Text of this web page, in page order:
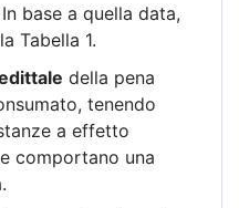
In base a quella data,
Tabella 1.
della pena
tenendo
a effetto
comportano una